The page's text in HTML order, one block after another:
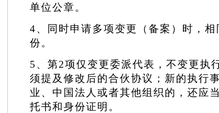
单位公章。
4、同时申请多项变更（备案）时，
份。
5 、第2项仅变更委派代表，不变更执
须提及修改后的合伙协议；新的执行
业、中国法人或者其他组织的，还应
托书和身份证明。